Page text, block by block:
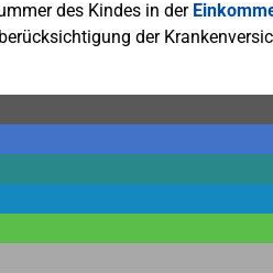
des Kindes in der
der